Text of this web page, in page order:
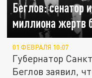
Беглов: сенатор
миллиона жертв
01 ФЕВРАЛЯ 10:07
Губернатор
Беглов заявил,